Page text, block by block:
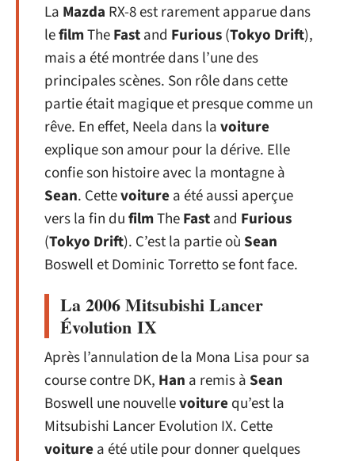
La Mazda RX-8 est rarement apparue dans
lefilmTheFastand Furious(Tokyo Drift),
mais a été montrée dans l’une des
principales scènes. Son rôle dans cette
partie était magique et presque comme un
rêve. En effet, Neela dans lavoiture
explique son amour pour la dérive. Elle
confie son histoire avec la montagne à
Sean. Cettevoiture a été aussi aperçue
vers la fin dufilmTheFastand Furious
(Tokyo Drift). C’est la partie oùSean
Boswell et Dominic Torretto se font face.
La 2006 Mitsubishi Lancer
Évolution IX
Après l’annulation de la Mona Lisa pour sa
course contre DK, Han a remis àSean
Boswell une nouvellevoiture qu’est la
Mitsubishi Lancer Evolution IX. Cette
voiture a été utile pour donner quelques